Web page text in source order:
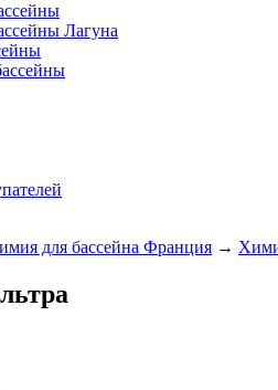
Лагуна
для бассейна Франция →